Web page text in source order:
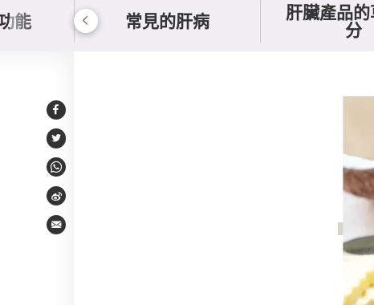
能 常見的肝病 肝臟產品
分
Facebook
Twitter
WhatsApp
Weibo
Email